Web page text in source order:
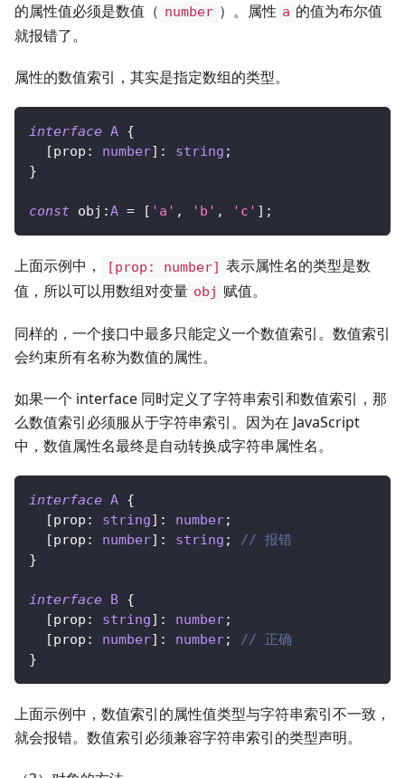
的属性值必须是数值（ number ）。属性 a 的值为布尔值
就报错了。
属性的数值索引，其实是指定数组的类型。
interface A {
[prop : number] : string ;
}
const obj :A = [ 'a' , 'b' , 'c' ] ;
上面示例中， [prop: number] 表示属性名的类型是数
值，所以可以用数组对变量 obj 赋值。
同样的，一个接口中最多只能定义一个数值索引。数值索引
会约束所有名称为数值的属性。
如果一个 interface 同时定义了字符串索引和数值索引，那
么数值索引必须服从于字符串索引。因为在 JavaScript
中，数值属性名最终是自动转换成字符串属性名。
interface A {
[prop : string] : number;
[prop : number] : string ;
// 报错
}
interface B {
[prop : string] : number;
[prop : number] : number;
// 正确
}
上面示例中，数值索引的属性值类型与字符串索引不一致，
就会报错。数值索引必须兼容字符串索引的类型声明。